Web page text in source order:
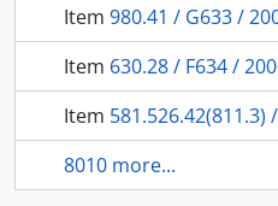
Item 980.41 / G633 / 2002 - O índio na
Item 630.28 / F634 /
Item 581.526.42(811.3) / R349 / 1996 - The
8010 more...